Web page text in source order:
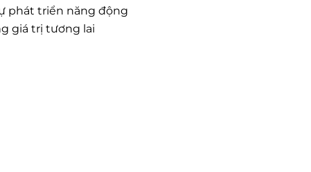
phát triển năng động
giá trị tương lai